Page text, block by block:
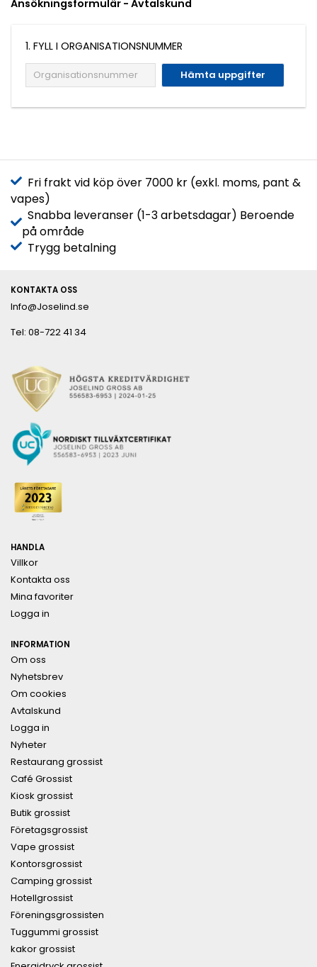
Ansökningsformulär - Avtalskund
1. FYLL I ORGANISATIONSNUMMER
Hämta uppgifter
Fri frakt vid köp över 7000 kr (exkl. moms, pant &
vapes)
Snabba leveranser (1-3 arbetsdagar) Beroende
på område
Trygg betalning
KONTAKTA OSS
Info@Joselind.se
Tel: 08-722 41 34
HANDLA
Villkor
Kontakta oss
Mina favoriter
Logga in
INFORMATION
Om oss
Nyhetsbrev
Om cookies
Avtalskund
Logga in
Nyheter
Restaurang grossist
Café Grossist
Kiosk grossist
Butik grossist
Företagsgrossist
Vape grossist
Kontorsgrossist
Camping grossist
Hotellgrossist
Föreningsgrossisten
Tuggummi grossist
kakor grossist